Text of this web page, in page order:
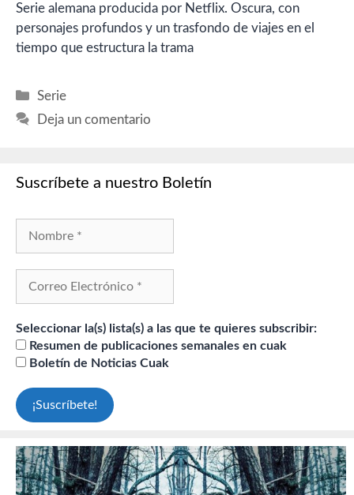
Serie alemana producida por Netflix. Oscura, con
personajes profundos y un trasfondo de viajes en el
tiempo que estructura la trama
Categorías
Serie
Deja un comentario
Suscríbete a nuestro Boletín
Seleccionar la(s) lista(s) a las que te quieres subscribir:
Resumen de publicaciones semanales en cuak
Boletín de Noticias Cuak